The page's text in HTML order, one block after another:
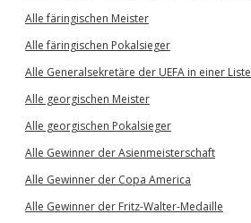
Alle färingischen Meister
Alle färingischen Pokalsieger
Alle Generalsekretäre der UEFA in einer Liste
Alle georgischen Meister
Alle georgischen Pokalsieger
Alle Gewinner der Asienmeisterschaft
Alle Gewinner der Copa America
Alle Gewinner der Fritz-Walter-Medaille